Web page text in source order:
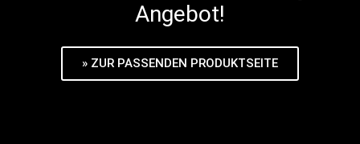
Angebot!
» ZUR PASSENDEN PRODUKTSEITE